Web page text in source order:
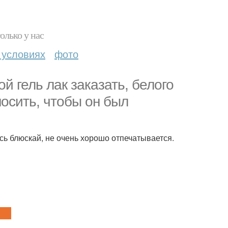
у нас
фото
гель лак заказать, белого
чтобы он был
блюскай, не очень хорошо отпечатывается.